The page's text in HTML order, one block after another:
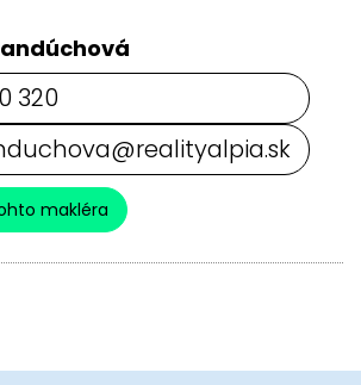
320
makléra